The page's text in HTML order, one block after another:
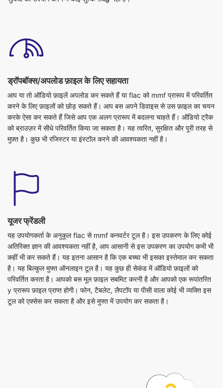
ड्रॉपबॉक्स/अपलोड फ़ाइल के लिए सहायता
करने के लिए फ़ाइलों को छोड़ सकते हैं। आप बस अपने डिवाइस से उस फ़ाइल का चयन
करके ऐसा कर सकते हैं जिसे आप एक अलग प्रारूप में बदलना चाहते हैं। ऑडियो ट्रैक
को ब्राउज़र में सीधे परिवर्तित किया जा सकता है। यह त्वरित, सुरक्षित और पूरी तरह से
मुफ़्त है। कुछ भी रजिस्टर या इंस्टॉल करने की आवश्यकता नहीं है।
यूजर फ्रेंडली
यह उपयोगकर्ता के अनुकूल flac से mmf कनवर्टर टूल है। इस उपकरण के लिए कोई
अतिरिक्त ज्ञान की आवश्यकता नहीं है, आप आसानी से इस उपकरण का उपयोग कभी भी
कहीं भी कर सकते हैं। यह इतना आसान है कि एक बच्चा भी इसका इस्तेमाल कर सकता
है। यह बिल्कुल मुफ्त ऑनलाइन टूल है। यह कुछ ही सेकंड में ऑडियो फ़ाइलों को
परिवर्तित करता है। आपको बस मूल फ़ाइल सबमिट करनी है और आपको एक रूपांतरित
y प्रारूप फ़ाइल प्राप्त होगी। फोन, टैबलेट, लैपटॉप या पीसी वाला कोई भी व्यक्ति इस
टूल को एक्सेस कर सकता है और इसे मुफ्त में उपयोग कर सकता है।